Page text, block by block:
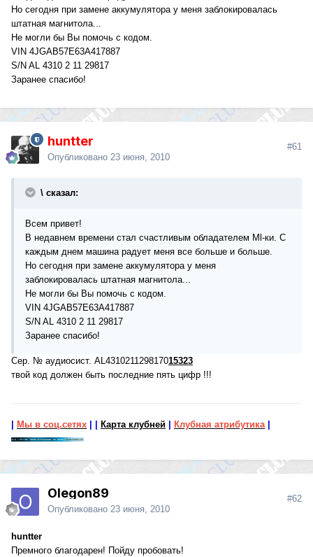
Но сегодня при замене аккумулятора у меня заблокировалась
штатная магнитола...
Не могли бы Вы помочь с кодом.
VIN 4JGAB57E63A417887
S/N AL 4310 2 11 29817
Заранее спасибо!
huntter
Опубликовано 23 июня, 2010
#61
\ сказал:
Всем привет!
В недавнем времени стал счастливым обладателем Ml-ки. С
каждым днем машина радует меня все больше и больше.
Но сегодня при замене аккумулятора у меня
заблокировалась штатная магнитола...
Не могли бы Вы помочь с кодом.
VIN 4JGAB57E63A417887
S/N AL 4310 2 11 29817
Заранее спасибо!
Сер. № аудиосист. AL431021129817015323
твой код должен быть последние пять цифр !!!
Мы в соц.сетях Карта клубней Клубная атрибутика|
Olegon89
Опубликовано 23 июня, 2010
#62
huntter
Премного благодарен! Пойду пробовать!